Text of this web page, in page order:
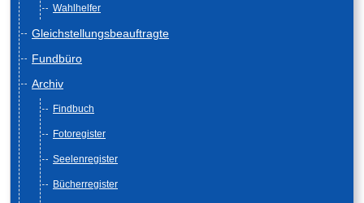
Wahlhelfer
Gleichstellungsbeauftragte
Fundbüro
Archiv
Findbuch
Fotoregister
Seelenregister
Bücherregister